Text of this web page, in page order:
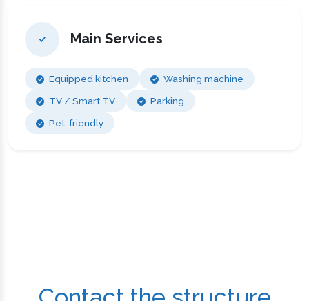
Main Services
Equipped kitchen
Washing machine
TV / Smart TV
Parking
Pet-friendly